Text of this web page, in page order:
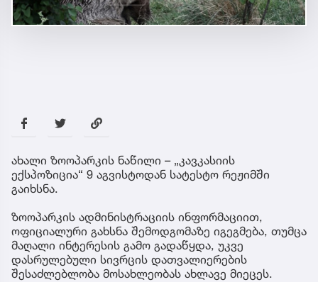
ახალი ზოოპარკის ნაწილი – „კავკასიის
ექსპოზიცია“ 9 აგვისტოდან სატესტო რეჟიმში
გაიხსნა.
ზოოპარკის ადმინისტრაციის ინფორმაციით,
ოფიციალური გახსნა შემოდგომაზე იგეგმება, თუმცა
მაღალი ინტერესის გამო გადაწყდა, უკვე
დასრულებული სივრცის დათვალიერების
შესაძლებლობა მოსახლეობას ახლავე მიეცეს.